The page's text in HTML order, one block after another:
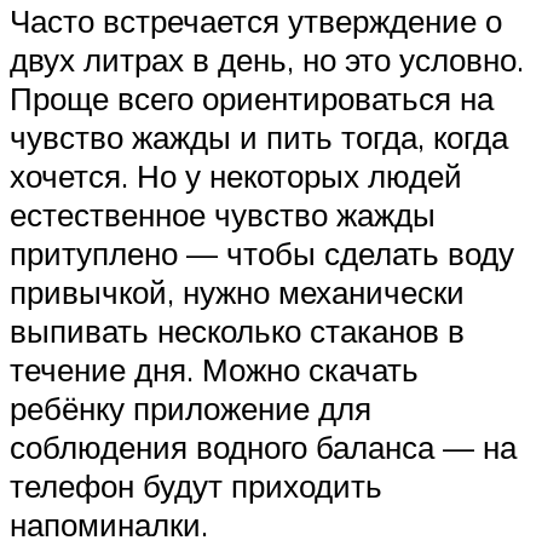
Часто встречается утверждение о
двух литрах в день, но это условно.
Проще всего ориентироваться на
чувство жажды и пить тогда, когда
хочется. Но у некоторых людей
естественное чувство жажды
притуплено — чтобы сделать воду
привычкой, нужно механически
выпивать несколько стаканов в
течение дня. Можно скачать
ребёнку приложение для
соблюдения водного баланса — на
телефон будут приходить
напоминалки.